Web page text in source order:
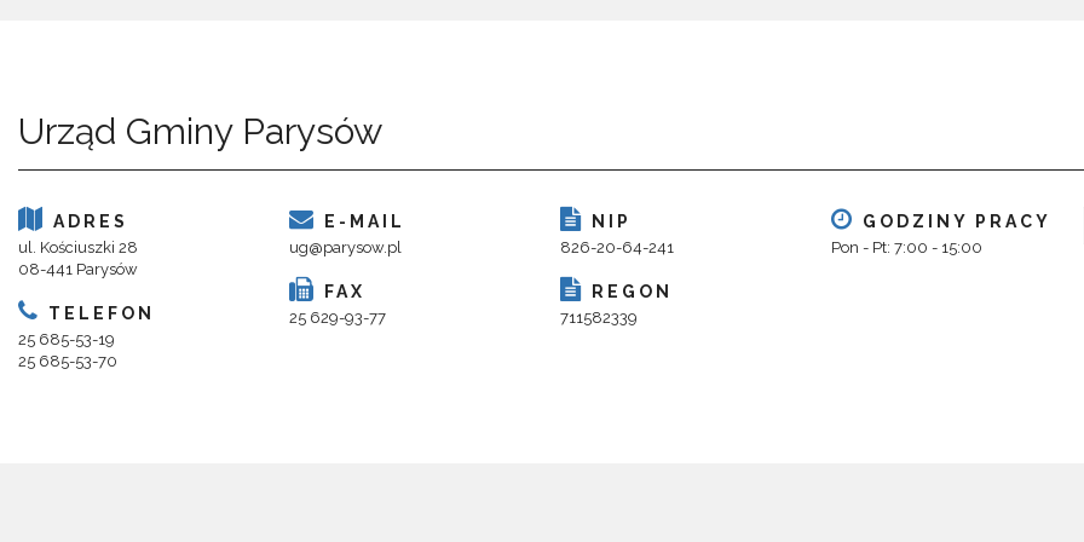
Urząd Gminy Parysów
ADRES
ul. Kościuszki 28
08-441 Parysów
TELEFON
25 685-53-19
25 685-53-70
E-MAIL
ug@parysow.pl
FAX
25 629-93-77
NIP
826-20-64-241
REGON
711582339
GODZINY PRACY
Pon - Pt: 7:00 - 15:00